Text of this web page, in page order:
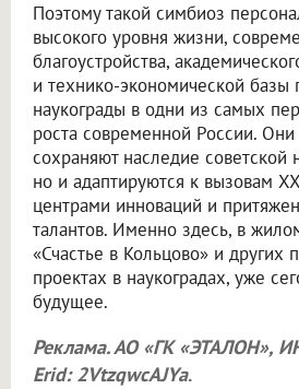
Поэтому такой симбиоз
высокого уровня жизни,
благоустройства,
и технико-экономической базы
наукограды в одни из самых
роста современной России.
сохраняют наследие советской
но и адаптируются к вызовам
центрами инноваций и
талантов. Именно здесь, в
«Счастье в Кольцово» и других
проектах в наукоградах, уже
будущее.
Реклама. АО «ГК «ЭТАЛОН»,
Erid: 2VtzqwcAJYa.